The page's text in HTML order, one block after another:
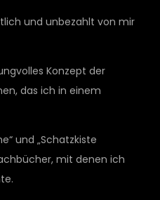
und unbezahlt von mir
Konzept der
das ich in einem
und „Schatzkiste
mit denen ich